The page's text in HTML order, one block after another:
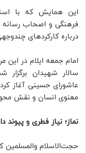
این همایش که با
فرهنگی و اصحاب رسانه
درباره کارکردهای
امام جمعه ایلام در این
سالار شهیدان
عاشورای حسینی آغاز
معنوی انسان و نقش
نماز؛ نیاز فطری و پیوند
حجت‌الاسلام والمسلمین